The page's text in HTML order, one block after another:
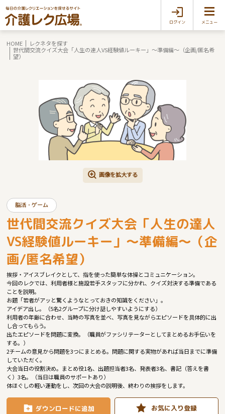
ログイン メニュー
HOME
レクネタを探す
世代間交流クイズ大会「人生の達人VS経験値ルーキー」～準備編～（企画/匿名希
望）
画像を拡大する
脳活・ゲーム
世代間交流クイズ大会「人生の達人
VS経験値ルーキー」～準備編～（企
画/匿名希望）
挨拶・アイスブレイクとして、指を使った簡単な体操とコミュニケーション。
今回のレクでは、利用者様と施設若手スタッフに分かれ、クイズ対決する準備である
ことを説明。
お題「若者がアッと驚くようなとっておきの知識をください」。
アイデア出し。（5名2グループに分け話しやすいようにする）
利用者の年齢に合わせ、当時の写真を並べ、写真を見ながらエピソードを具体的に出
し合ってもらう。
出たエピソードを問題に変換。（職員がファシリテーターとしてまとめるお手伝いを
する。）
2チームの意見から問題を3つにまとめる。問題に関する実物があれば当日までに準備
していただく。
大会当日の役割決め。まとめ役1名、出題担当者3名、発表者3名、書記（答えを書
く）3名。（当日は職員のサポートあり）
体ほぐしの軽い運動をし、次回の大会の説明後、終わりの挨拶をします。
ダウンロードに追加 お気に入り登録